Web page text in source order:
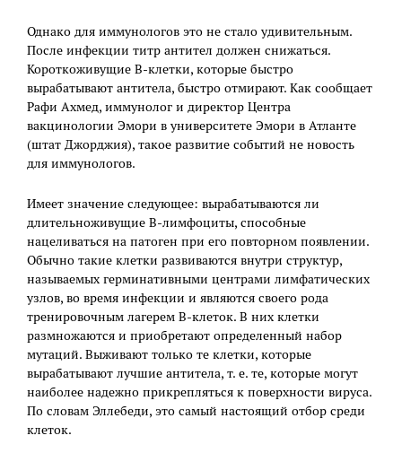
Однако для иммунологов это не стало удивительным.
После инфекции титр антител должен снижаться.
Короткоживущие В-клетки, которые быстро
вырабатывают антитела, быстро отмирают. Как сообщает
Рафи Ахмед, иммунолог и директор Центра
вакцинологии Эмори в университете Эмори в Атланте
(штат Джорджия), такое развитие событий не новость
для иммунологов.
Имеет значение следующее: вырабатываются ли
длительноживущие В-лимфоциты, способные
нацеливаться на патоген при его повторном появлении.
Обычно такие клетки развиваются внутри структур,
называемых герминативными центрами лимфатических
узлов, во время инфекции и являются своего рода
тренировочным лагерем В-клеток. В них клетки
размножаются и приобретают определенный набор
мутаций. Выживают только те клетки, которые
вырабатывают лучшие антитела, т. е. те, которые могут
наиболее надежно прикрепляться к поверхности вируса.
По словам Эллебеди, это самый настоящий отбор среди
клеток.